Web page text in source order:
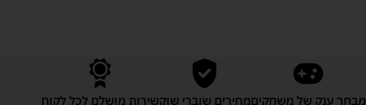
מבחר ענק של משחקיםמחירים שוברי שוקשירות מושלם לכל לקוח